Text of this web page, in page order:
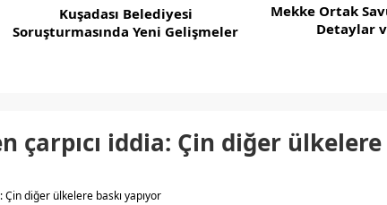
Kuşadası Belediyesi
Soruşturmasında Yeni Gelişmeler
Mekke Ortak
Detaylar
çarpıcı iddia: Çin diğer ülkelere
Çin diğer ülkelere baskı yapıyor